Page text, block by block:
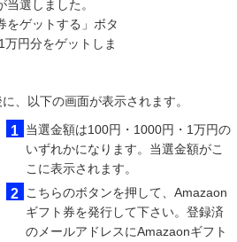
選しました。
をゲットする」ボタ
万円分をゲットしま
、以下の画面が表示されます。
当選金額は100円・1000円・1万円の
いずれかになります。当選金額がこ
こに表示されます。
こちらのボタンを押して、Amazaon
ギフト券を発行して下さい。登録済
のメールアドレスにAmazaonギフト